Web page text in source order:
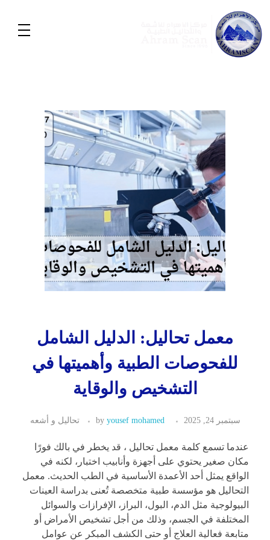
معمل تحاليل: الدليل الشامل
للفحوصات الطبية وأهميتها في
التشخيص والوقاية
سبتمبر 24, 2025 by yousef mohamed تحاليل و أشعه
عندما تسمع كلمة معمل تحاليل ، قد يخطر في بالك فورًا
مكان صغير يحتوي على أجهزة وأنابيب اختبار، لكنه في
الواقع يمثل أحد الأعمدة الأساسية في الطب الحديث. معمل
التحاليل هو مؤسسة طبية متخصصة تُعنى بدراسة العينات
البيولوجية مثل الدم، البول، البراز، الإفرازات والسوائل
المختلفة في الجسم، وذلك من أجل تشخيص الأمراض أو
متابعة فعالية العلاج أو حتى الكشف المبكر عن عوامل